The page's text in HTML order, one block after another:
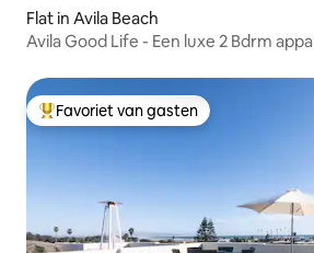
Flat in Avila Beach
Avila Good Life - Een luxe 2 Bdrm
Topfavoriet van gasten
Favoriet van gasten